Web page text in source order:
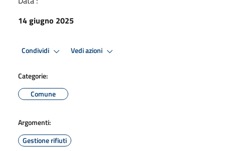
14 giugno 2025
Condividi Vedi azioni
Categorie:
Comune
Argomenti:
Gestione rifiuti